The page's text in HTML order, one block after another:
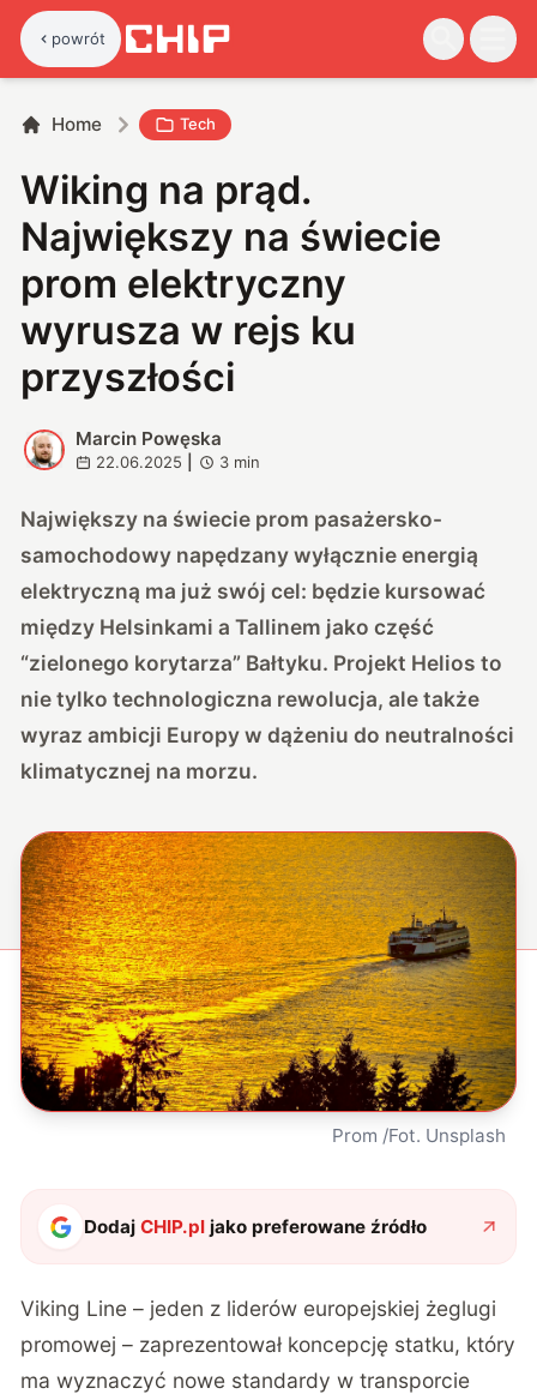
powrót
Home Tech
Wiking na prąd.
Największy na świecie
prom elektryczny
wyrusza w rejs ku
przyszłości
M
Marcin Powęska
22.06.2025 3 min
Największy na świecie prom pasażersko-
samochodowy napędzany wyłącznie energią
elektryczną ma już swój cel: będzie kursować
między Helsinkami a Tallinem jako część
“zielonego korytarza” Bałtyku. Projekt Helios to
nie tylko technologiczna rewolucja, ale także
wyraz ambicji Europy w dążeniu do neutralności
klimatycznej na morzu.
Prom /Fot. Unsplash
DodajCHIP.pl jako preferowane źródło
Viking Line – jeden z liderów europejskiej żeglugi
promowej – zaprezentował koncepcję statku, który
ma wyznaczyć nowe standardy w transporcie